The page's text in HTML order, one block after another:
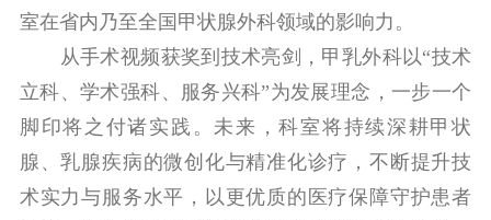
室在省内乃至全国甲状腺外科领域的影响力。
从手术视频获奖到技术亮剑，甲乳外科以“技术
立科、学术强科、服务兴科”为发展理念，一步一个
脚印将之付诸实践。未来，科室将持续深耕甲状
腺、乳腺疾病的微创化与精准化诊疗，不断提升技
术实力与服务水平，以更优质的医疗保障守护患者